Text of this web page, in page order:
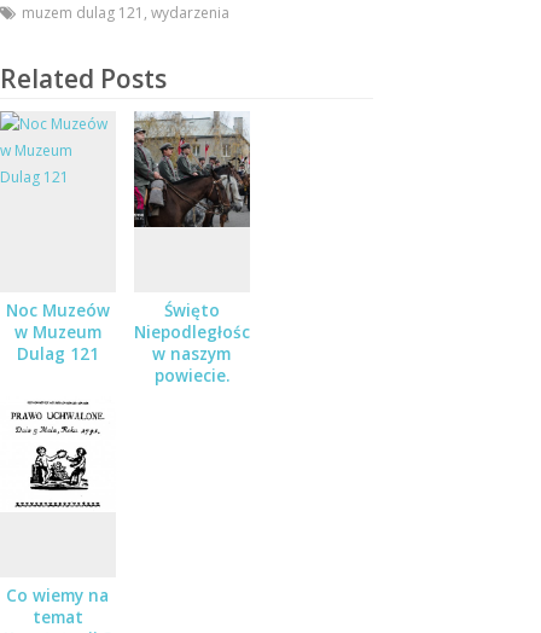
muzem dulag 121 , wydarzenia
Related Posts
Noc Muzeów
w Muzeum
Dulag 121
Święto
Niepodległości
w naszym
powiecie.
Co wiemy na
temat